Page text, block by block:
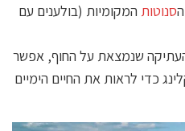
סנוטות המקומיות (בולענים עם
העתיקה שנמצאת על החוף, אפשר
כדי לראות את החיים הימיים